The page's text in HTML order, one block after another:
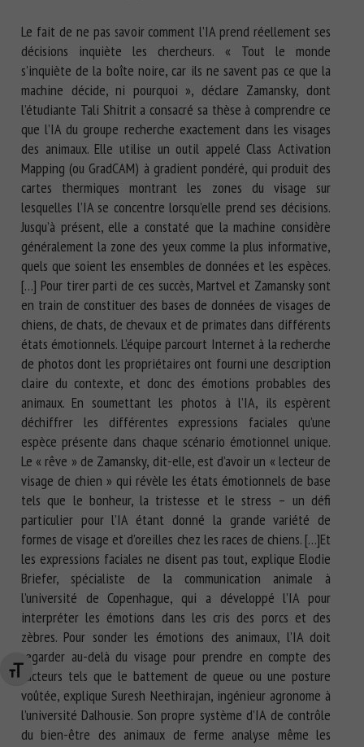
Changer la taille de la police
Le fait de ne pas savoir comment l’IA prend réellement ses
décisions inquiète les chercheurs. « Tout le monde
s’inquiète de la boîte noire, car ils ne savent pas ce que la
machine décide, ni pourquoi », déclare Zamansky, dont
l’étudiante Tali Shitrit a consacré sa thèse à comprendre ce
que l’IA du groupe recherche exactement dans les visages
des animaux. Elle utilise un outil appelé Class Activation
Mapping (ou GradCAM) à gradient pondéré, qui produit des
cartes thermiques montrant les zones du visage sur
lesquelles l’IA se concentre lorsqu’elle prend ses décisions.
Jusqu’à présent, elle a constaté que la machine considère
généralement la zone des yeux comme la plus informative,
quels que soient les ensembles de données et les espèces.
[…] Pour tirer parti de ces succès, Martvel et Zamansky sont
en train de constituer des bases de données de visages de
chiens, de chats, de chevaux et de primates dans différents
états émotionnels. L’équipe parcourt Internet à la recherche
de photos dont les propriétaires ont fourni une description
claire du contexte, et donc des émotions probables des
animaux. En soumettant les photos à l’IA, ils espèrent
déchiffrer les différentes expressions faciales qu’une
espèce présente dans chaque scénario émotionnel unique.
Le « rêve » de Zamansky, dit-elle, est d’avoir un « lecteur de
visage de chien » qui révèle les états émotionnels de base
tels que le bonheur, la tristesse et le stress – un défi
particulier pour l’IA étant donné la grande variété de
formes de visage et d’oreilles chez les races de chiens. […]Et
les expressions faciales ne disent pas tout, explique Elodie
Briefer, spécialiste de la communication animale à
l’université de Copenhague, qui a développé l’IA pour
interpréter les émotions dans les cris des porcs et des
zèbres. Pour sonder les émotions des animaux, l’IA doit
regarder au-delà du visage pour prendre en compte des
facteurs tels que le battement de queue ou une posture
voûtée, explique Suresh Neethirajan, ingénieur agronome à
l’université Dalhousie. Son propre système d’IA de contrôle
du bien-être des animaux de ferme analyse même les